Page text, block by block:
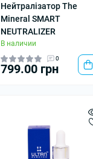
Нейтралізатор The
Mineral SMART
NEUTRALIZER
В наличии
0
799.00 грн